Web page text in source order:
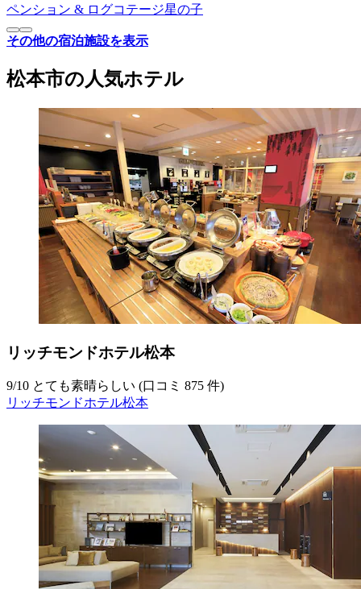
ペンション & ログコテージ星の子
その他の宿泊施設を表示
松本市の人気ホテル
リッチモンドホテル松本
9/10 とても素晴らしい (口コミ 875 件)
リッチモンドホテル松本